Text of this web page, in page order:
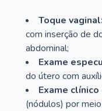
Toque vaginal:
com inserção de
abdominal;
Exame
do útero com
Exame clínico
(nódulos) por